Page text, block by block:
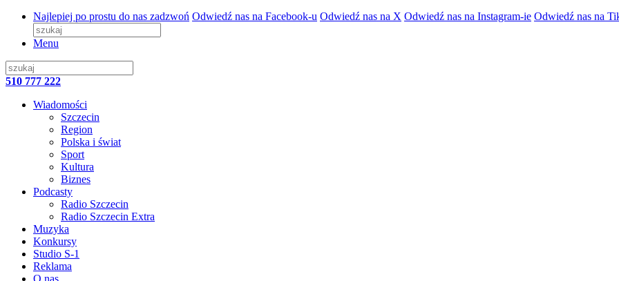
Najlepiej po prostu do nas zadzwoń Odwiedź nas na Facebook-u Odwiedź nas na X Odwiedź nas na Instagram-ie Odwiedź nas na
Menu
510 777 222
Wiadomości
Szczecin
Region
Polska i świat
Sport
Kultura
Biznes
Podcasty
Radio Szczecin
Radio Szczecin Extra
Muzyka
Konkursy
Studio S-1
Reklama